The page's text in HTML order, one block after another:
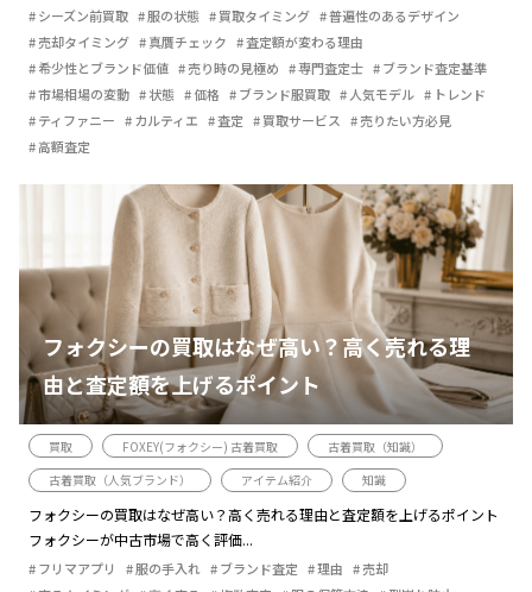
シーズン前買取
服の状態 買取タイミング
普遍性のあるデザイン
売却タイミング
真贋チェック
査定額が変わる理由
希少性とブランド価値
売り時の見極め 専門査定士
ブランド査定基準
市場相場の変動
状態 価格 ブランド服買取 人気モデル
トレンド
ティファニー
カルティエ 査定 買取サービス
売りたい方必見
高額査定
フォクシーの買取はなぜ高い？高く売れる理
由と査定額を上げるポイント
買取 FOXEY(フォクシー) 古着買取
古着買取（知識）
古着買取（人気ブランド）
アイテム紹介 知識
フォクシーの買取はなぜ高い？高く売れる理由と査定額を上げるポイント
フォクシーが中古市場で高く評価...
フリマアプリ 服の手入れ ブランド査定 理由
売却